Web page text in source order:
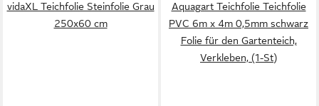
vidaXL Teichfolie Steinfolie Grau
250x60 cm
Aquagart Teichfolie Teichfolie
PVC 6m x 4m 0,5mm schwarz
Folie für den Gartenteich,
Verkleben, (1-St)